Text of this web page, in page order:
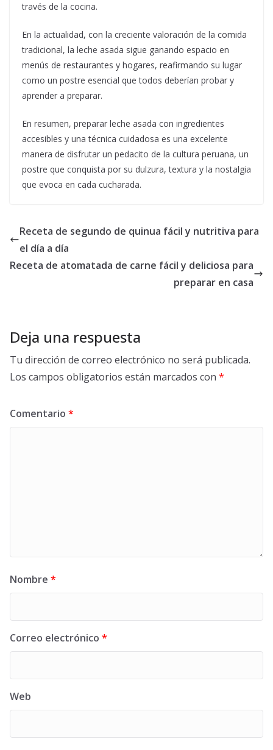
través de la cocina.
En la actualidad, con la creciente valoración de la comida
tradicional, la leche asada sigue ganando espacio en
menús de restaurantes y hogares, reafirmando su lugar
como un postre esencial que todos deberían probar y
aprender a preparar.
En resumen, preparar leche asada con ingredientes
accesibles y una técnica cuidadosa es una excelente
manera de disfrutar un pedacito de la cultura peruana, un
postre que conquista por su dulzura, textura y la nostalgia
que evoca en cada cucharada.
Receta de segundo de quinua fácil y nutritiva para
el día a día
Receta de atomatada de carne fácil y deliciosa para
preparar en casa
Deja una respuesta
Tu dirección de correo electrónico no será publicada.
Los campos obligatorios están marcados con *
Comentario *
Nombre *
Correo electrónico *
Web